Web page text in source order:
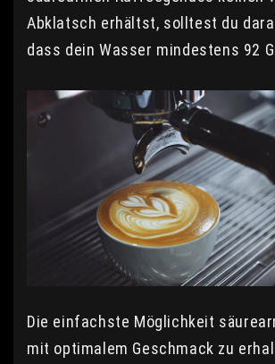
Abklatsch erhältst, solltest du
dass dein Wasser mindestens 92
Die einfachste Möglichkeit
mit optimalem Geschmack zu